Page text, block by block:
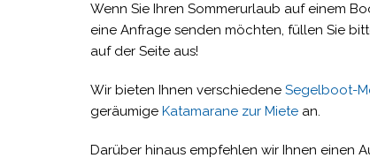
Wenn Sie Ihren Sommerurlaub auf einem
eine Anfrage senden möchten, füllen Sie
auf der Seite aus!
Wir bieten Ihnen verschiedene Segelboot-
geräumige Katamarane zur Miete an.
Darüber hinaus empfehlen wir Ihnen einen